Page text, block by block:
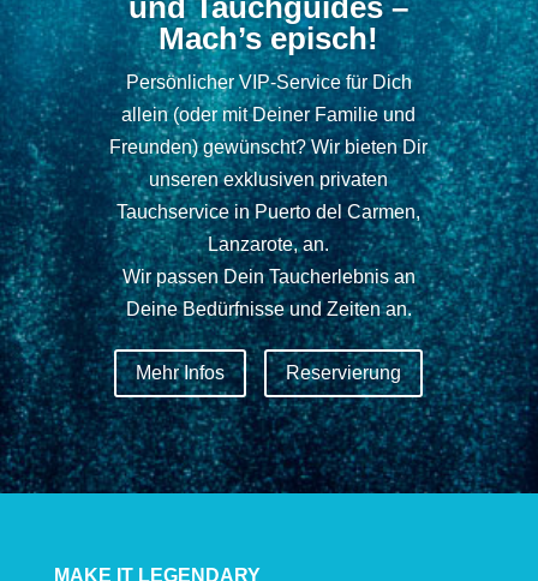
Mach’s episch!
Persönlicher VIP-Service für Dich
allein (oder mit Deiner Familie und
Freunden) gewünscht? Wir bieten Dir
unseren exklusiven privaten
Tauchservice in Puerto del Carmen,
Lanzarote, an.
Wir passen Dein Taucherlebnis an
Deine Bedürfnisse und Zeiten an.
Mehr Infos Reservierung
MAKE IT LEGENDARY